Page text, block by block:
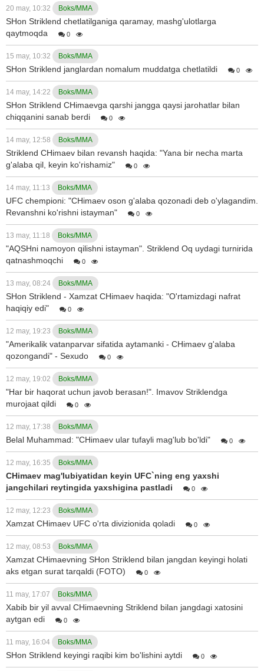
20 may, 10:32 Boks/MMA
SHon Striklend chetlatilganiga qaramay, mashg'ulotlarga
qaytmoqda
0
15 may, 10:32 Boks/MMA
SHon Striklend janglardan nomalum muddatga chetlatildi 0
14 may, 14:22 Boks/MMA
SHon Striklend CHimaevga qarshi jangga qaysi jarohatlar bilan
chiqqanini sanab berdi
0
14 may, 12:58 Boks/MMA
Striklend CHimaev bilan revansh haqida: "Yana bir necha marta
g'alaba qil, keyin ko'rishamiz"
0
14 may, 11:13 Boks/MMA
UFC chempioni: "CHimaev oson g'alaba qozonadi deb o'ylagandim.
Revanshni ko'rishni istayman"
0
13 may, 11:18 Boks/MMA
"AQSHni namoyon qilishni istayman". Striklend Oq uydagi turnirida
qatnashmoqchi
0
13 may, 08:24 Boks/MMA
SHon Striklend - Xamzat CHimaev haqida: "O'rtamizdagi nafrat
haqiqiy edi"
0
12 may, 19:23 Boks/MMA
"Amerikalik vatanparvar sifatida aytamanki - CHimaev g'alaba
qozongandi" - Sexudo
0
12 may, 19:02 Boks/MMA
"Har bir haqorat uchun javob berasan!". Imavov Striklendga
murojaat qildi
0
12 may, 17:38 Boks/MMA
Belal Muhammad: "CHimaev ular tufayli mag'lub bo'ldi" 0
12 may, 16:35 Boks/MMA
CHimaev mag'lubiyatidan keyin UFC`ning eng yaxshi
jangchilari reytingida yaxshigina pastladi
0
12 may, 12:23 Boks/MMA
Xamzat CHimaev UFC o'rta divizionida qoladi 0
12 may, 08:53 Boks/MMA
Xamzat CHimaevning SHon Striklend bilan jangdan keyingi holati
aks etgan surat tarqaldi (FOTO)
0
11 may, 17:07 Boks/MMA
Xabib bir yil avval CHimaevning Striklend bilan jangdagi xatosini
aytgan edi
0
11 may, 16:04 Boks/MMA
SHon Striklend keyingi raqibi kim bo'lishini aytdi 0